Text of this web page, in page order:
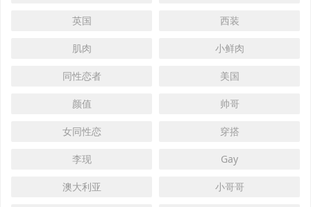
英国 西装
肌肉 小鲜肉
同性恋者 美国
颜值 帅哥
女同性恋 穿搭
李现 Gay
澳大利亚 小哥哥